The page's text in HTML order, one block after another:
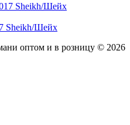
Sheikh/Шейх
оптом и в розницу © 2026